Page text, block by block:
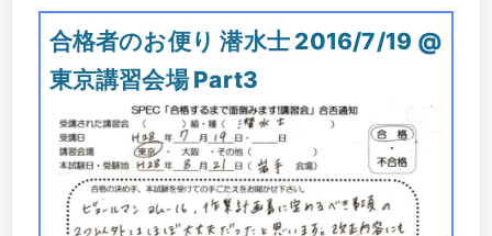
合格者のお便り 潜水士 2016/7/19 @
東京講習会場 Part3